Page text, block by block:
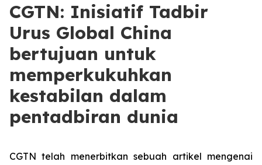
CGTN: Inisiatif Tadbir
Urus Global China
bertujuan untuk
memperkukuhkan
kestabilan dalam
pentadbiran dunia
CGTN telah menerbitkan sebuah artikel mengenai